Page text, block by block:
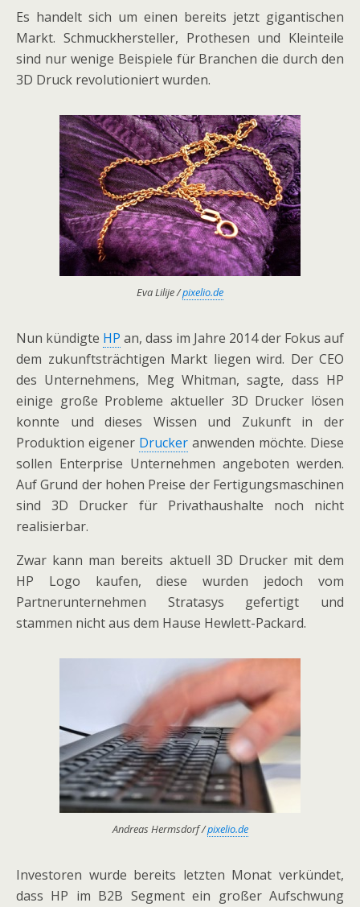
Es handelt sich um einen bereits jetzt gigantischen
Markt. Schmuckhersteller, Prothesen und Kleinteile
sind nur wenige Beispiele für Branchen die durch den
3D Druck revolutioniert wurden.
Eva Lilije /pixelio.de
Nun kündigte HP an, dass im Jahre 2014 der Fokus auf
dem zukunftsträchtigen Markt liegen wird. Der CEO
des Unternehmens, Meg Whitman, sagte, dass HP
einige große Probleme aktueller 3D Drucker lösen
konnte und dieses Wissen und Zukunft in der
Produktion eigener Drucker anwenden möchte. Diese
sollen Enterprise Unternehmen angeboten werden.
Auf Grund der hohen Preise der Fertigungsmaschinen
sind 3D Drucker für Privathaushalte noch nicht
realisierbar.
Zwar kann man bereits aktuell 3D Drucker mit dem
HP Logo kaufen, diese wurden jedoch vom
Partnerunternehmen Stratasys gefertigt und
stammen nicht aus dem Hause Hewlett-Packard.
Andreas Hermsdorf /pixelio.de
Investoren wurde bereits letzten Monat verkündet,
dass HP im B2B Segment ein großer Aufschwung